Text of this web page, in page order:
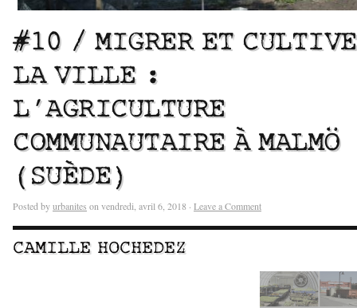
#10 / MIGRER ET
LA VILLE :
L’AGRICULTURE
COMMUNAUTAIRE À MALMÖ
(SUÈDE)
Posted byurbanites on vendredi, avril 6, 2018 · Leave a Comment
CAMILLE HOCHEDEZ